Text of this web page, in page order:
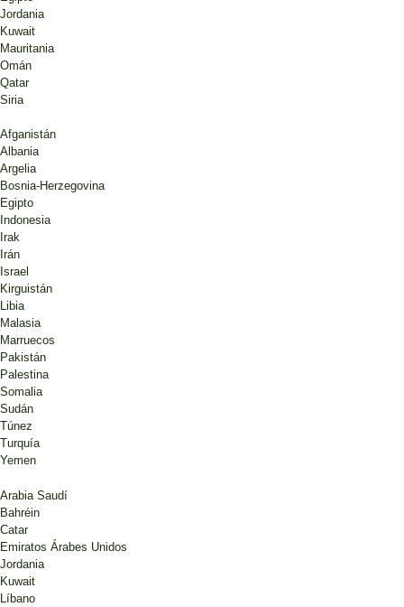
Jordania
Kuwait
Mauritania
Omán
Qatar
Siria
Afganistán
Albania
Argelia
Bosnia-Herzegovina
Egipto
Indonesia
Irak
Irán
Israel
Kirguistán
Libia
Malasia
Marruecos
Pakistán
Palestina
Somalia
Sudán
Túnez
Turquía
Yemen
Arabia Saudí
Bahréin
Catar
Emiratos Árabes Unidos
Jordania
Kuwait
Líbano